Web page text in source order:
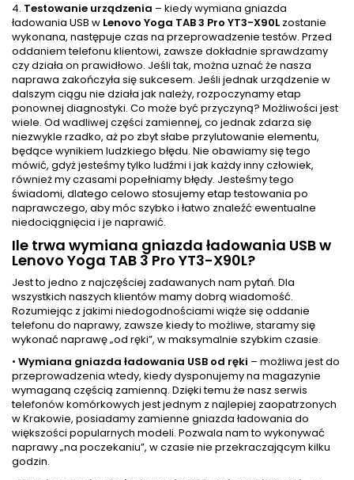
4. Testowanie urządzenia – kiedy wymiana gniazda
ładowania USB w Lenovo Yoga TAB 3 Pro YT3-X90L zostanie
wykonana, następuje czas na przeprowadzenie testów. Przed
oddaniem telefonu klientowi, zawsze dokładnie sprawdzamy
czy działa on prawidłowo. Jeśli tak, można uznać że nasza
naprawa zakończyła się sukcesem. Jeśli jednak urządzenie w
dalszym ciągu nie działa jak należy, rozpoczynamy etap
ponownej diagnostyki. Co może być przyczyną? Możliwości jest
wiele. Od wadliwej części zamiennej, co jednak zdarza się
niezwykle rzadko, aż po zbyt słabe przylutowanie elementu,
będące wynikiem ludzkiego błędu. Nie obawiamy się tego
mówić, gdyż jesteśmy tylko ludźmi i jak każdy inny człowiek,
również my czasami popełniamy błędy. Jesteśmy tego
świadomi, dlatego celowo stosujemy etap testowania po
naprawczego, aby móc szybko i łatwo znaleźć ewentualne
niedociągnięcia i je naprawić.
Ile trwa wymiana gniazda ładowania USB w
Lenovo Yoga TAB 3 Pro YT3-X90L?
Jest to jedno z najczęściej zadawanych nam pytań. Dla
wszystkich naszych klientów mamy dobrą wiadomość.
Rozumiejąc z jakimi niedogodnościami wiąże się oddanie
telefonu do naprawy, zawsze kiedy to możliwe, staramy się
wykonać naprawę „od ręki”, w maksymalnie szybkim czasie.
• Wymiana gniazda ładowania USB od ręki – możliwa jest do
przeprowadzenia wtedy, kiedy dysponujemy na magazynie
wymaganą częścią zamienną. Dzięki temu że nasz serwis
telefonów komórkowych jest jednym z najlepiej zaopatrzonych
w Krakowie, posiadamy zamienne gniazda ładowania do
większości popularnych modeli. Pozwala nam to wykonywać
naprawy „na poczekaniu”, w czasie nie przekraczającym kilku
godzin.